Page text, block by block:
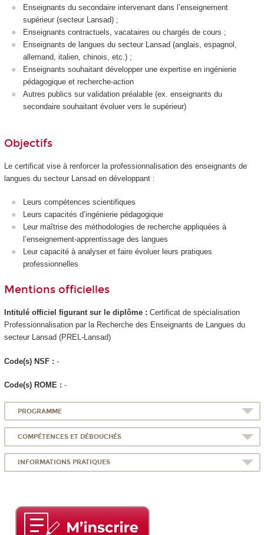
Enseignants du secondaire intervenant dans l’enseignement
supérieur (secteur Lansad) ;
Enseignants contractuels, vacataires ou chargés de cours ;
Enseignants de langues du secteur Lansad (anglais, espagnol,
allemand, italien, chinois, etc.) ;
Enseignants souhaitant développer une expertise en ingénierie
pédagogique et recherche-action
Autres publics sur validation préalable (ex. enseignants du
secondaire souhaitant évoluer vers le supérieur)
Objectifs
Le certificat vise à renforcer la professionnalisation des enseignants de
langues du secteur Lansad en développant :
Leurs compétences scientifiques
Leurs capacités d’ingénierie pédagogique
Leur maîtrise des méthodologies de recherche appliquées à
l’enseignement-apprentissage des langues
Leur capacité à analyser et faire évoluer leurs pratiques
professionnelles
Mentions officielles
Intitulé officiel figurant sur le diplôme : Certificat de spécialisation
Professionnalisation par la Recherche des Enseignants de Langues du
secteur Lansad (PREL-Lansad)
Code(s) NSF : -
Code(s) ROME : -
PROGRAMME
COMPÉTENCES ET DÉBOUCHÉS
INFORMATIONS PRATIQUES